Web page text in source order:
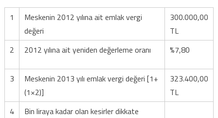
1
Meskenin 2012 yılına ait emlak vergi
değeri
300.000,00
TL
2
2012 yılına ait yeniden değerleme oranı %7,80
3
Meskenin 2013 yılı emlak vergi değeri [1+
(1×2)]
323.400,00
TL
4
Bin liraya kadar olan kesirler dikkate